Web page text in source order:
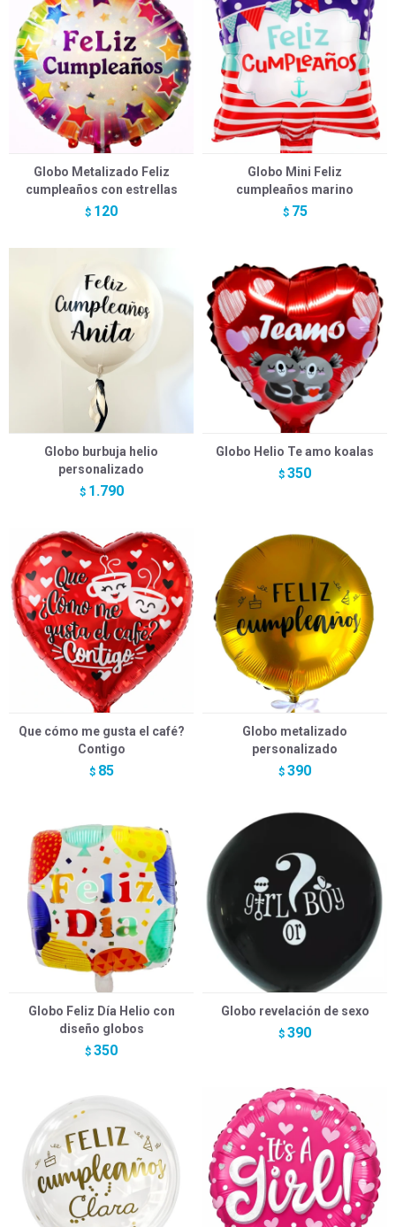
Globo Metalizado Feliz
cumpleaños con estrellas
$ 120
Globo Mini Feliz
cumpleaños marino
$ 75
Globo burbuja helio
personalizado
$ 1.790
Globo Helio Te amo koalas
$ 350
Que cómo me gusta el café?
Contigo
$ 85
Globo metalizado
personalizado
$ 390
Globo Feliz Día Helio con
diseño globos
$ 350
Globo revelación de sexo
$ 390